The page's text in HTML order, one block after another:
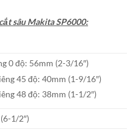
sâu Makita SP6000:
0 độ: 56mm (2-3/16″)
45 độ: 40mm (1-9/16″)
48 độ: 38mm (1-1/2″)
1/2″)